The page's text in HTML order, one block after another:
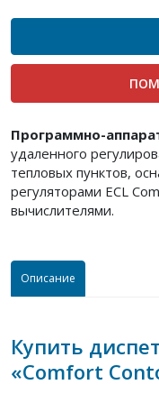
Программно-
удаленного
тепловых пунктов,
регуляторами ECL
вычислителями.
Описание
Купить
«Comfort